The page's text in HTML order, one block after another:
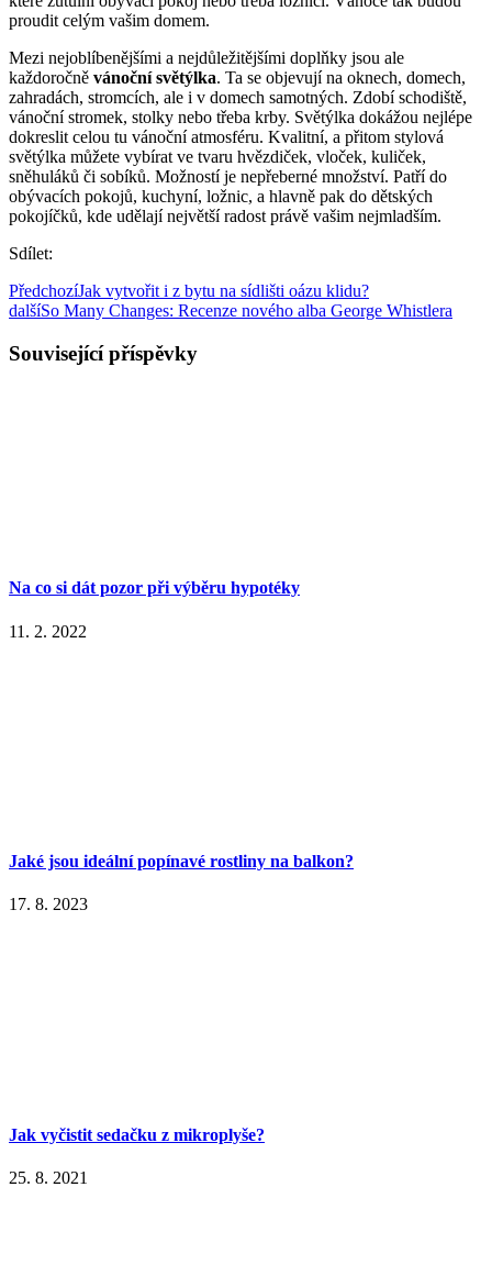
proudit celým vašim domem.
Mezi nejoblíbenějšími a nejdůležitějšími doplňky jsou ale
každoročně vánoční světýlka. Ta se objevují na oknech, domech,
zahradách, stromcích, ale i v domech samotných. Zdobí schodiště,
vánoční stromek, stolky nebo třeba krby. Světýlka dokážou nejlépe
dokreslit celou tu vánoční atmosféru. Kvalitní, a přitom stylová
světýlka můžete vybírat ve tvaru hvězdiček, vloček, kuliček,
sněhuláků či sobíků. Možností je nepřeberné množství. Patří do
obývacích pokojů, kuchyní, ložnic, a hlavně pak do dětských
pokojíčků, kde udělají největší radost právě vašim nejmladším.
Sdílet:
PředchozíJak vytvořit i z bytu na sídlišti oázu klidu?
dalšíSo Many Changes: Recenze nového alba George Whistlera
Související příspěvky
Na co si dát pozor při výběru hypotéky
11. 2. 2022
Jaké jsou ideální popínavé rostliny na balkon?
17. 8. 2023
Jak vyčistit sedačku z mikroplyše?
25. 8. 2021